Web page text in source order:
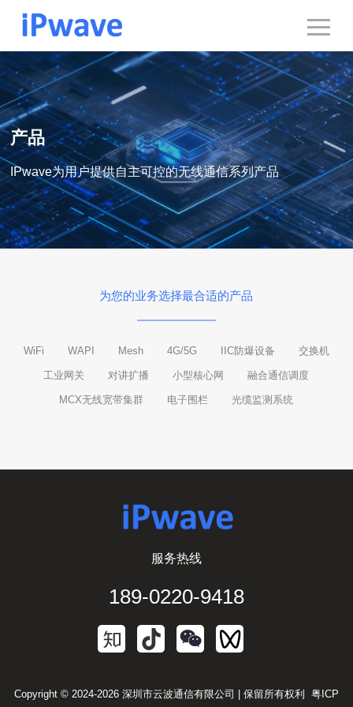
产品
IPwave为用户提供自主可控的无线通信系列产品
为您的业务选择最合适的产品
WiFi WAPI Mesh 4G/5G IIC防爆设备 交换机
工业网关 对讲扩播 小型核心网 融合通信调度
MCX无线宽带集群 电子围栏 光缆监测系统
服务热线
189-0220-9418
Copyright © 2024-2026 深圳市云波通信有限公司 | 保留所有权利 粤ICP